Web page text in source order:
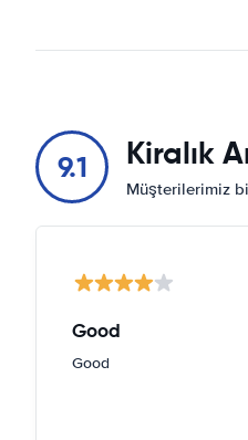
9.1 Kiralık
Müşterilerimiz
Good
Good